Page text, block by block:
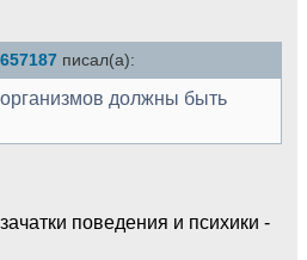
писал(а):
должны быть
поведения и психики -